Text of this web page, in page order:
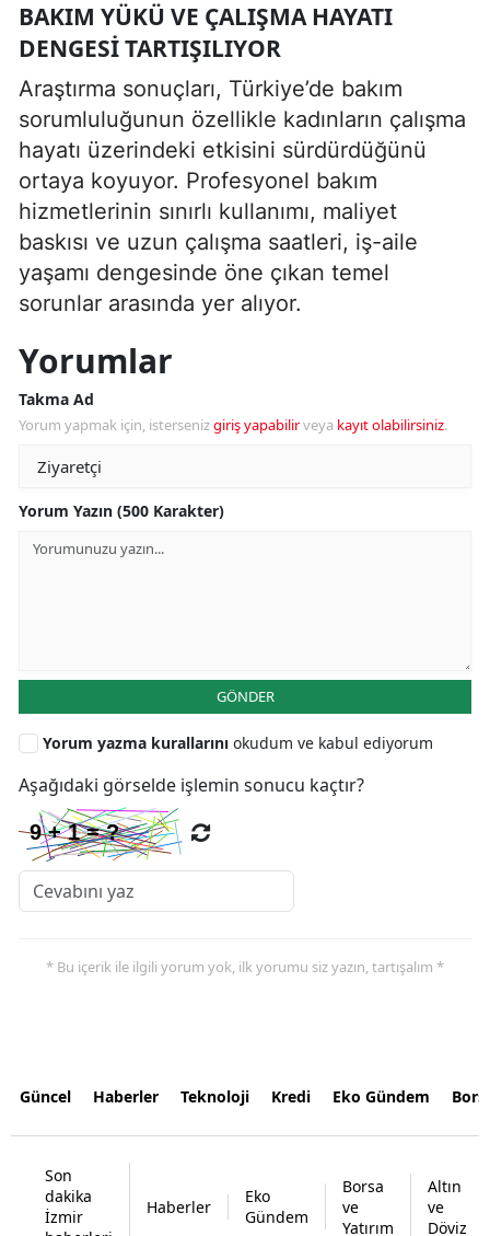
BAKIM YÜKÜ VE ÇALIŞMA HAYATI
DENGESI TARTIŞILIYOR
Araştırma sonuçları, Türkiye’de bakım
sorumluluğunun özellikle kadınların çalışma
hayatı üzerindeki etkisini sürdürdüğünü
ortaya koyuyor. Profesyonel bakım
hizmetlerinin sınırlı kullanımı, maliyet
baskısı ve uzun çalışma saatleri, iş-aile
yaşamı dengesinde öne çıkan temel
sorunlar arasında yer alıyor.
Yorumlar
Takma Ad
Yorum yapmak için, istersenizgiriş yapabilirveya kayıt olabilirsiniz.
Yorum Yazın (500 Karakter)
GÖNDER
Yorum yazma kurallarını okudum ve kabul ediyorum
Aşağıdaki görselde işlemin sonucu kaçtır?
* Bu içerik ile ilgili yorum yok, ilk yorumu siz yazın, tartışalım *
Güncel Haberler Teknoloji Kredi Eko Gündem
Son
dakika
İzmir
Haberler
Eko
Gündem
Borsa
ve
Yatırım
Altın
ve
Döviz